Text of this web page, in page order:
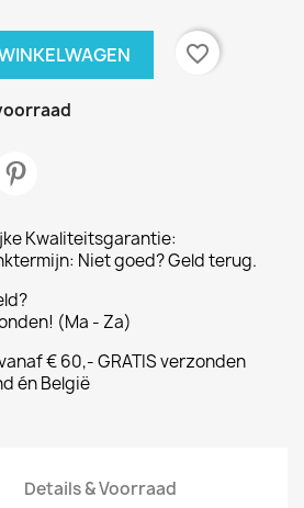
favorite_border
Kwaliteitsgarantie:
Niet goed? Geld terug.
(Ma - Za)
€ 60,- GRATIS verzonden
én België
Details & Voorraad